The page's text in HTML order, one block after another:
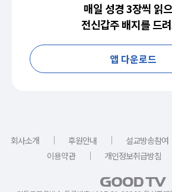
매일 성경 3장씩 읽
전신갑주 배지를 드
앱 다운로드
회사소개 ｜ 후원안내 ｜ 설교방송참여
이용약관
｜ 개인정보취급방침